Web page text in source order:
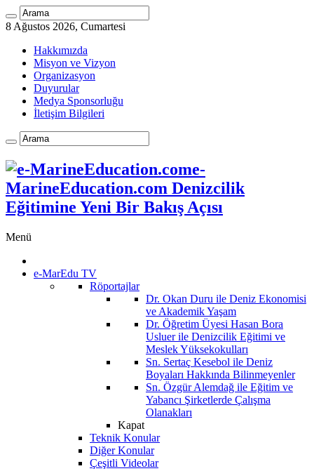
8 Ağustos 2026, Cumartesi
Hakkımızda
Misyon ve Vizyon
Organizasyon
Duyurular
Medya Sponsorluğu
İletişim Bilgileri
e-
MarineEducation.com Denizcilik
Eğitimine Yeni Bir Bakış Açısı
Menü
e-MarEdu TV
Röportajlar
Dr. Okan Duru ile Deniz Ekonomisi
ve Akademik Yaşam
Dr. Öğretim Üyesi Hasan Bora
Usluer ile Denizcilik Eğitimi ve
Meslek Yüksekokulları
Sn. Sertaç Kesebol ile Deniz
Boyaları Hakkında Bilinmeyenler
Sn. Özgür Alemdağ ile Eğitim ve
Yabancı Şirketlerde Çalışma
Olanakları
Kapat
Teknik Konular
Diğer Konular
Çeşitli Videolar